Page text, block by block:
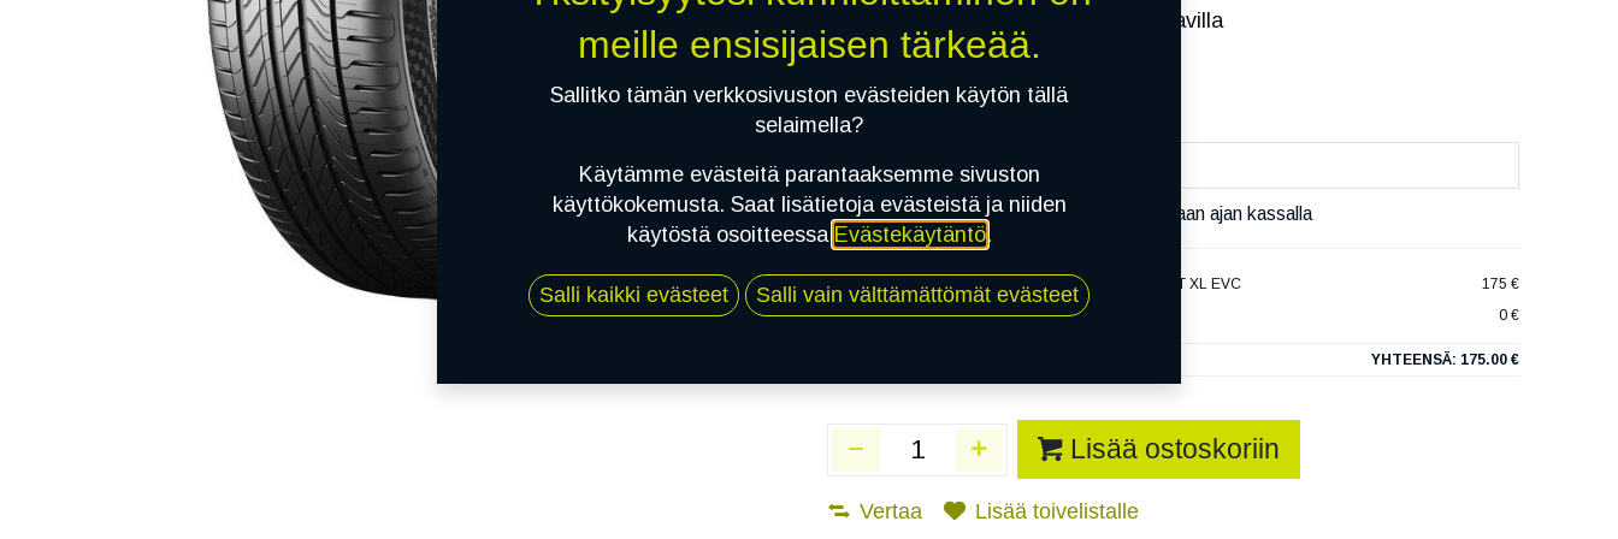
Saatavilla
Toimitusaika:3 arkipäivää
Asennuspalvelu
Mikäli valitset asennuksen, pääset varaamaan ajan kassalla
1 X 215/50R17 95W CONTINENTAL ULTRACONTACT XL EVC
175 €
EI ASENNUSTA
0 €
YHTEENSÄ: 175.00 €
Lisää ostoskoriin
Vertaa Lisää toivelistalle
meille ensisijaisen tärkeää.
Sallitko tämän verkkosivuston evästeiden käytön tällä
selaimella?
Käytämme evästeitä parantaaksemme sivuston
käyttökokemusta. Saat lisätietoja evästeistä ja niiden
käytöstä osoitteessa Evästekäytäntö.
Salli kaikki evästeet Salli vain välttämättömät evästeet